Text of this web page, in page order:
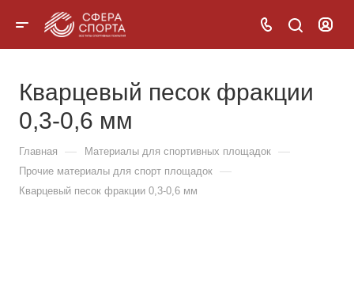
Кварцевый песок фракции
0,3-0,6 мм
Главная — Материалы для спортивных площадок —
Прочие материалы для спорт площадок —
Кварцевый песок фракции 0,3-0,6 мм